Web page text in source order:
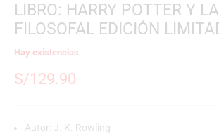
LIBRO: HARRY POTTER Y
FILOSOFAL EDICIÓN
Hay existencias
S/129.90
Autor: J. K. Rowling